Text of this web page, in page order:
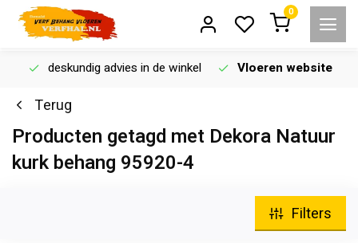
0
deskundig advies in de winkel Vloeren website
Terug
Producten getagd met Dekora Natuur
kurk behang 95920-4
Filters